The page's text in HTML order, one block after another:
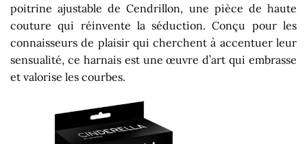
poitrine ajustable de Cendrillon, une pièce de haute
couture qui réinvente la séduction. Conçu pour les
connaisseurs de plaisir qui cherchent à accentuer leur
sensualité, ce harnais est une œuvre d’art qui embrasse
et valorise les courbes.